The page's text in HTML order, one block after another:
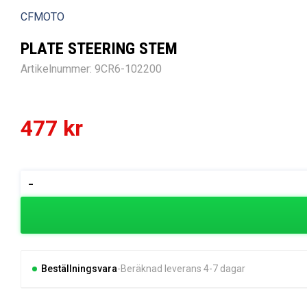
CFMOTO
PLATE STEERING STEM
Artikelnummer: 9CR6-102200
477 kr
-
STEERING
Beställningsvara Beräknad leverans 4-7 dagar